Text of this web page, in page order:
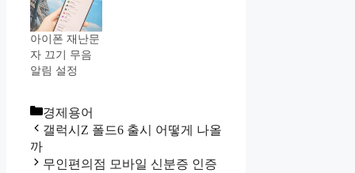
아이폰 재난문
자 끄기 무음
알림 설정
Categories
경제용어
갤럭시Z 폴드6 출시 어떻게 나올
까
무인편의점 모바일 신분증 인증